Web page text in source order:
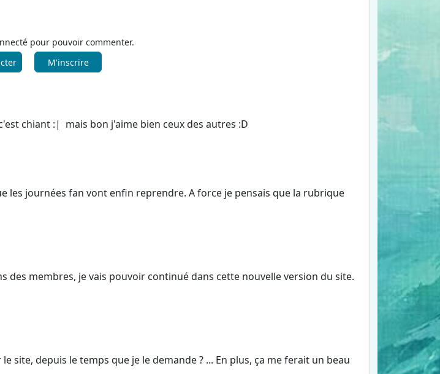
pour pouvoir commenter.
M'inscrire
chiant :| mais bon j'aime bien ceux des autres :D
les journées fan vont enfin reprendre. A force je pensais que la rubrique
des membres, je vais pouvoir continué dans cette nouvelle version du site.
site, depuis le temps que je le demande ? ... En plus, ça me ferait un beau